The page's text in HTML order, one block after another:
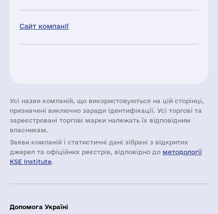
Сайт компанії
Усі назви компаній, що використовуються на цій сторінці,
призначені виключно заради ідентифікації. Усі торгові та
зареєстровані торгові марки належать їх відповідним
власникам.
Заяви компаній i статистичні дані зібрані з відкритих
джерел та офіційних реєстрів, відповідно до методології
KSE Institute.
Допомога Україні